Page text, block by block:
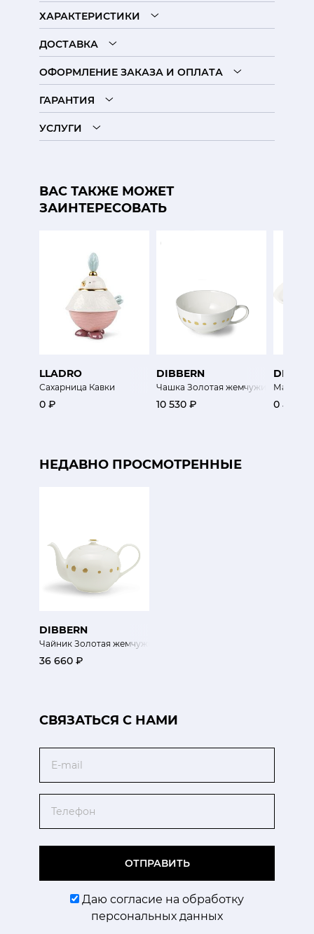
ХАРАКТЕРИСТИКИ
ДОСТАВКА
ОФОРМЛЕНИЕ ЗАКАЗА И ОПЛАТА
ГАРАНТИЯ
УСЛУГИ
ВАС ТАКЖЕ МОЖЕТ
ЗАИНТЕРЕСОВАТЬ
LLADRO
Сахарница Кавки
0 ₽
DIBBERN
Чашка Золотая жемчужина
10 530 ₽ 0 ₽
НЕДАВНО ПРОСМОТРЕННЫЕ
DIBBERN
Чайник Золотая жемчужина
36 660 ₽
CВЯЗАТЬСЯ С НАМИ
ОТПРАВИТЬ
Даю согласие на обработку
персональных данных